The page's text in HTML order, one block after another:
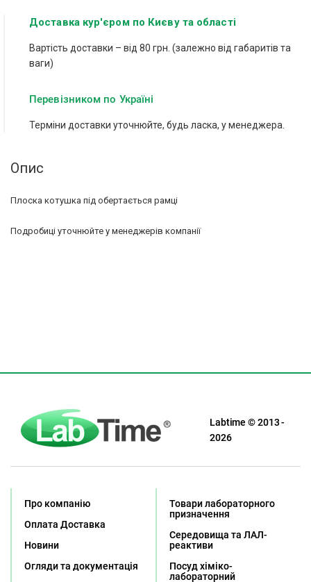
Доставка кур'єром по Києву та області
Вартість доставки – від 80 грн. (залежно від габаритів та
ваги)
Перевізником по Україні
Терміни доставки уточнюйте, будь ласка, у менеджера.
Опис
Плоска котушка під обертається рамці
Подробиці уточнюйте у менеджерів компанії
Labtime © 2013 -
2026
Про компанію
Оплата Доставка
Новини
Огляди та документація
Товари лабораторного
призначення
Середовища та ЛАЛ-
реактиви
Посуд хіміко-
лабораторний